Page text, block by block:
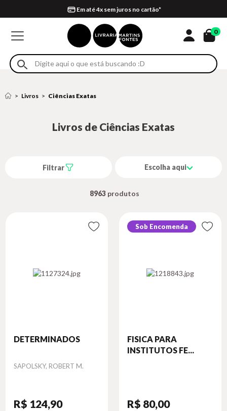
Formas de entrega
Compra 100% segura
Em até 4x sem juros no cartão*
Retire na loja
Eventos
0
Livros Ciências Exatas
Livros de Ciências Exatas
Filtrar Escolha aqui
8963
DETERMINADOS
Autor
SAPOLSKY, ROBERT M.
R$ 124,90
Sob Encomenda
FISICA PARA
INSTITUTOS FE...
R$ 80,00